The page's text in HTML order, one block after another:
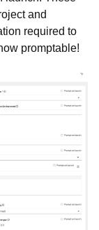
and
required to
promptable!